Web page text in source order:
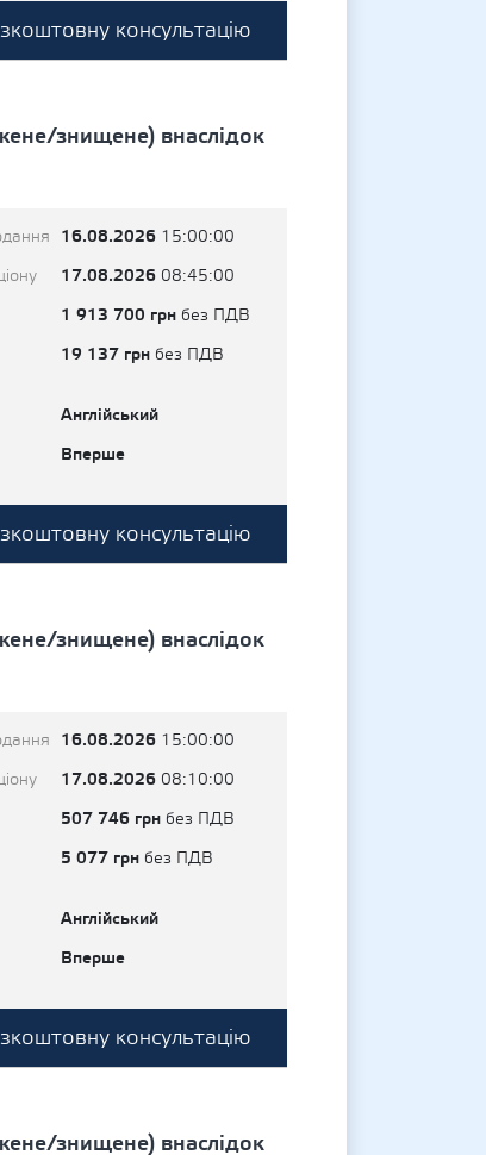
консультацію
знищене) внаслідок
16.08.2026 15:00:00
17.08.2026 08:45:00
1 913 700 грн без ПДВ
19 137 грн без ПДВ
Англійський
Вперше
консультацію
знищене) внаслідок
16.08.2026 15:00:00
17.08.2026 08:10:00
507 746 грн без ПДВ
5 077 грн без ПДВ
Англійський
Вперше
консультацію
знищене) внаслідок